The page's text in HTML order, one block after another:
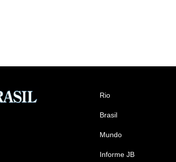
Rio
Brasil
Mundo
Informe JB